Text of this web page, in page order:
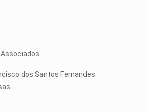
Associados
dos Santos Fernandes